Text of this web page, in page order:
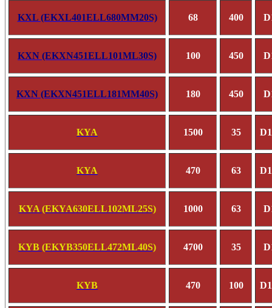
KXL (EKXL401ELL680MM20S) 68 400
KXN (EKXN451ELL101ML30S) 100 450
KXN (EKXN451ELL181MM40S) 180 450
KYA 1500 35
KYA 470 63
KYA (EKYA630ELL102ML25S) 1000 63
KYB (EKYB350ELL472ML40S) 4700 35
KYB 470 100